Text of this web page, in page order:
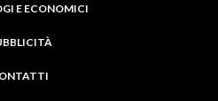
E ECONOMICI